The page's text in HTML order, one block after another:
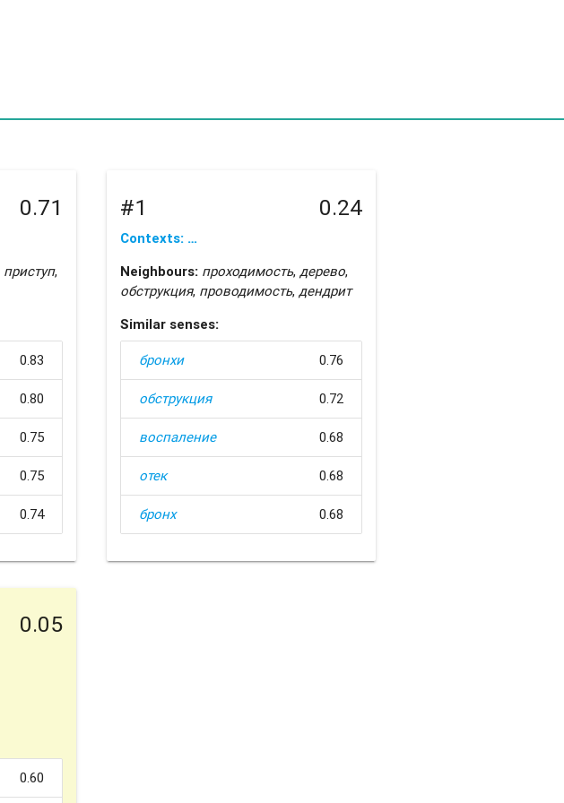
0.71
приступ,
0.83
0.80
0.75
0.75
0.74
#1 0.24
Contexts: …
Neighbours: проходимость, дерево,
обструкция, проводимость, дендрит
Similar senses:
бронхи 0.76
обструкция 0.72
воспаление 0.68
отек 0.68
бронх 0.68
0.05
0.60